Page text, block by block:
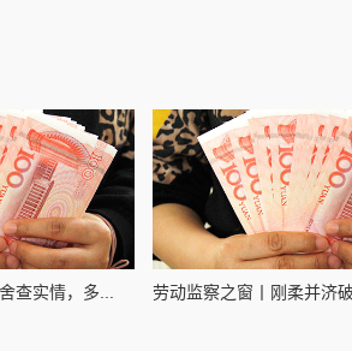
查实情，多... 劳动监察之窗丨刚柔并济